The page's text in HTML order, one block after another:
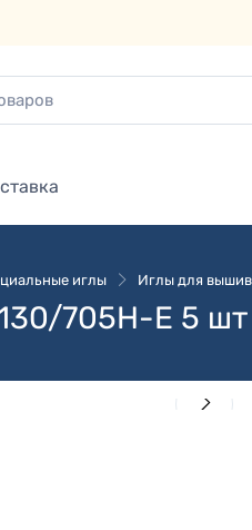
иглы Иглы для
705H-E 5 шт